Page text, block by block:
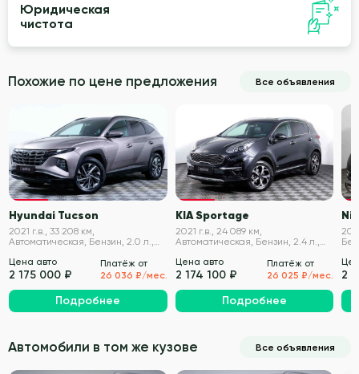
Юридическая
чистота
Похожие по цене предложения Все объявления
VIN проверен
Hyundai Tucson
2021 г.в., 33 208 км,
Автоматическая, Бензин, 2.0 л.,
Цена авто
2 175 000 ₽
Платёж от
26 036 ₽/мес.
Подробнее
VIN проверен
KIA Sportage
2021 г.в., 24 089 км,
Автоматическая, Бензин, 2.4 л.,
Цена авто
2 174 100 ₽
Платёж от
26 025 ₽/мес.
Подробнее
2
Автомобили в том же кузове Все объявления